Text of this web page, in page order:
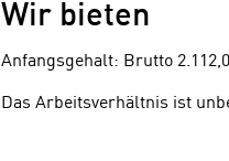
Wir bieten
Anfangsgehalt: Brutto
Das Arbeitsverhältnis ist